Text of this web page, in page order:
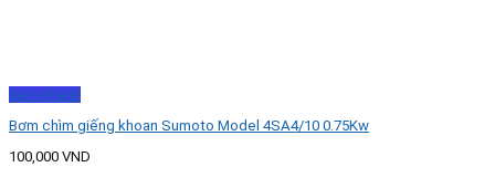
Xem nhanh
Bơm chìm giếng khoan Sumoto Model 4SA4/10 0.75Kw
100,000 VND